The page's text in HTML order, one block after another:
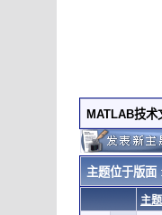
MATLAB技术
主题位于版面:
主题